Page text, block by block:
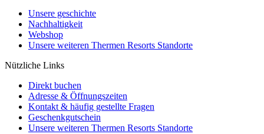
Unsere geschichte
Nachhaltigkeit
Webshop
Unsere weiteren Thermen Resorts Standorte
Nützliche Links
Direkt buchen
Adresse & Öffnungszeiten
Kontakt & häufig gestellte Fragen
Geschenkgutschein
Unsere weiteren Thermen Resorts Standorte